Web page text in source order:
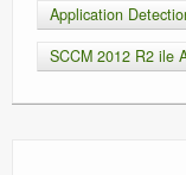
Application
SCCM 2012 R2 ile